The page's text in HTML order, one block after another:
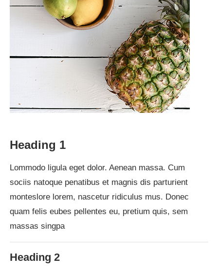
Heading 1
Lommodo ligula eget dolor. Aenean massa. Cum
sociis natoque penatibus et magnis dis parturient
monteslore lorem, nascetur ridiculus mus. Donec
quam felis eubes pellentes eu, pretium quis, sem
massas singpa
Heading 2